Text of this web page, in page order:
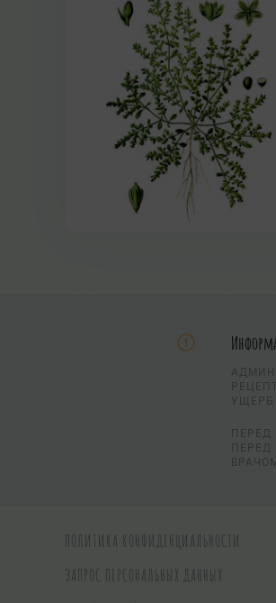
УЩЕРБ
ПОЛИТИКА КОНФИДЕНЦИАЛЬНОСТИ
ЗАПРОС ПЕРСОНАЛЬНЫХ ДАННЫХ